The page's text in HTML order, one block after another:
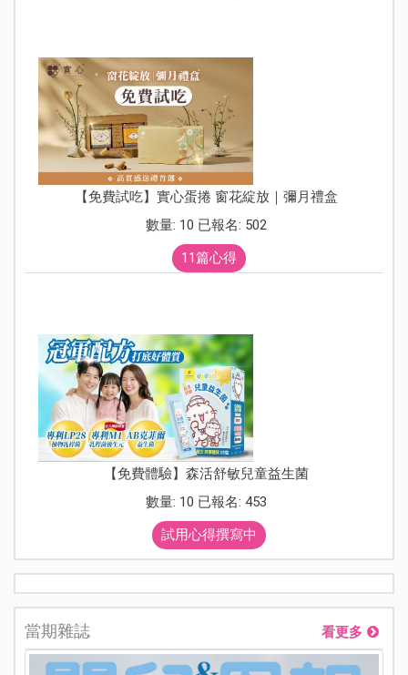
【免費試吃】實心蛋捲 窗花綻放｜彌月禮盒
數量: 10 已報名: 502
11篇心得
【免費體驗】森活舒敏兒童益生菌
數量: 10 已報名: 453
試用心得撰寫中
當期雜誌 看更多